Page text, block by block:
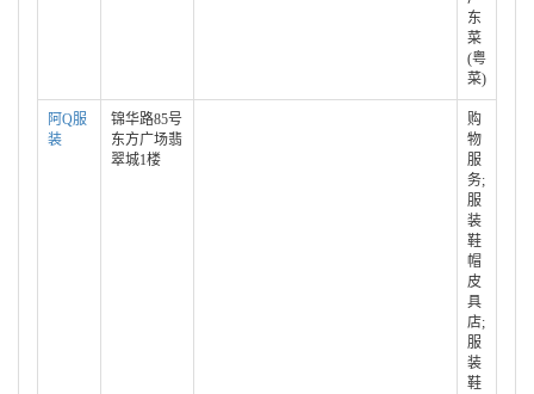
东
菜
(粤
菜)
阿Q服
装
锦华路85号
东方广场翡
翠城1楼
购
物
服
务;
服
装
鞋
帽
皮
具
店;
服
装
鞋